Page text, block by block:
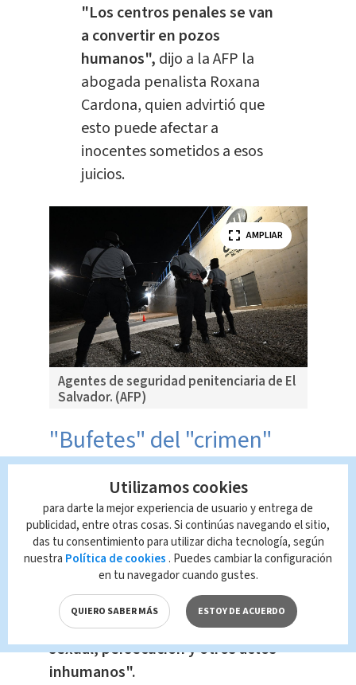
"Los centros penales se van
a convertir en pozos
humanos", dijo a la AFP la
abogada penalista Roxana
Cardona, quien advirtió que
esto puede afectar a
inocentes sometidos a esos
juicios.
Agentes de seguridad penitenciaria de El
Salvador. (AFP)
AMPLIAR
"Bufetes" del "crimen"
Hace una semana,un grupode juristas
internacionales denunció ante la
Comisión Interamericana de Derechos
Humanos (CIDH) que los "crímenes de
lesa humanidad" del gobierno
abarcan"tortura, asesinatos,
desapariciones forzadas, violencia
sexual, persecución y otros actos
inhumanos".
Utilizamos cookies
para darte la mejor experiencia de usuario y entrega de
publicidad, entre otras cosas. Si continúas navegando el sitio,
das tu consentimiento para utilizar dicha tecnología, según
nuestra Política de cookies . Puedes cambiar la configuración
en tu navegador cuando gustes.
QUIERO SABER MÁS ESTOY DE ACUERDO